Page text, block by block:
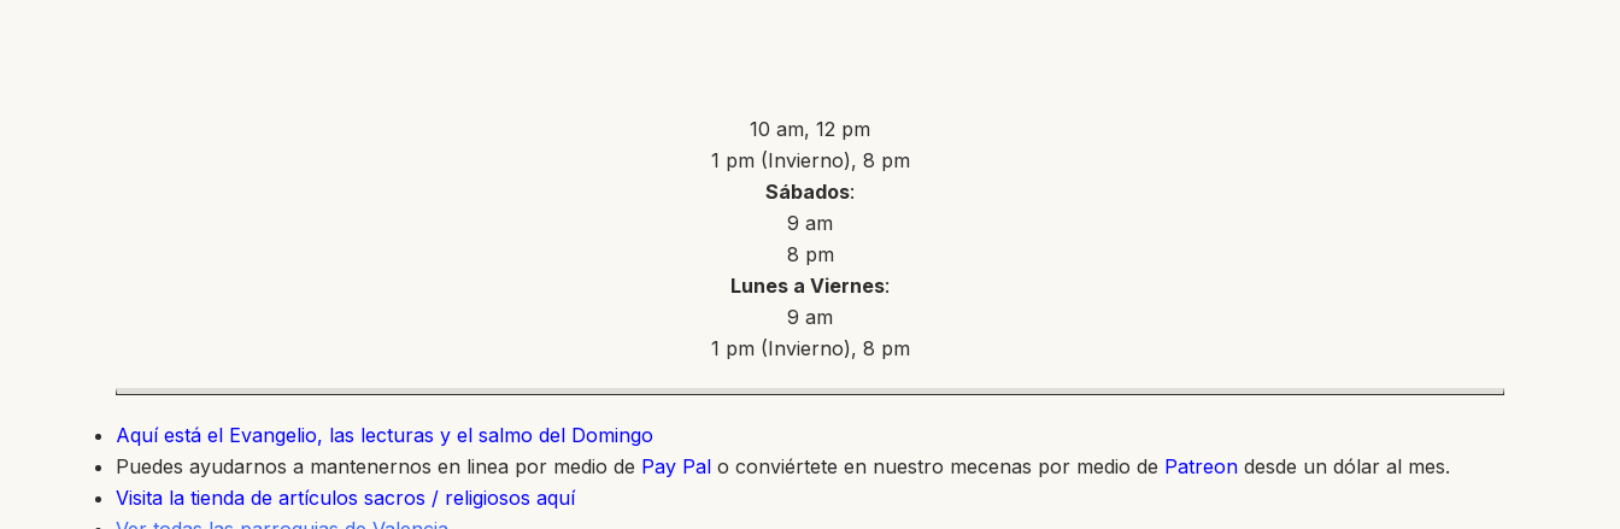
10 am, 12 pm
1 pm (Invierno), 8 pm
Sábados:
9 am
8 pm
Lunes a Viernes:
9 am
1 pm (Invierno), 8 pm
Aquí está el Evangelio, las lecturas y el salmo del Domingo
Puedes ayudarnos a mantenernos en linea por medio de Pay Pal o conviértete en nuestro mecenas por medio de Patreon desde un dólar al mes.
Visita la tienda de artículos sacros / religiosos aquí